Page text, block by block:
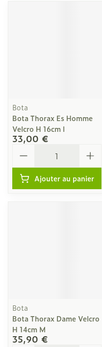
Bota
Bota Thorax Es Homme
Velcro H 16cm l
33,00 €
Ajouter au panier
Bota
Bota Thorax Dame Velcro
H 14cm M
35,90 €